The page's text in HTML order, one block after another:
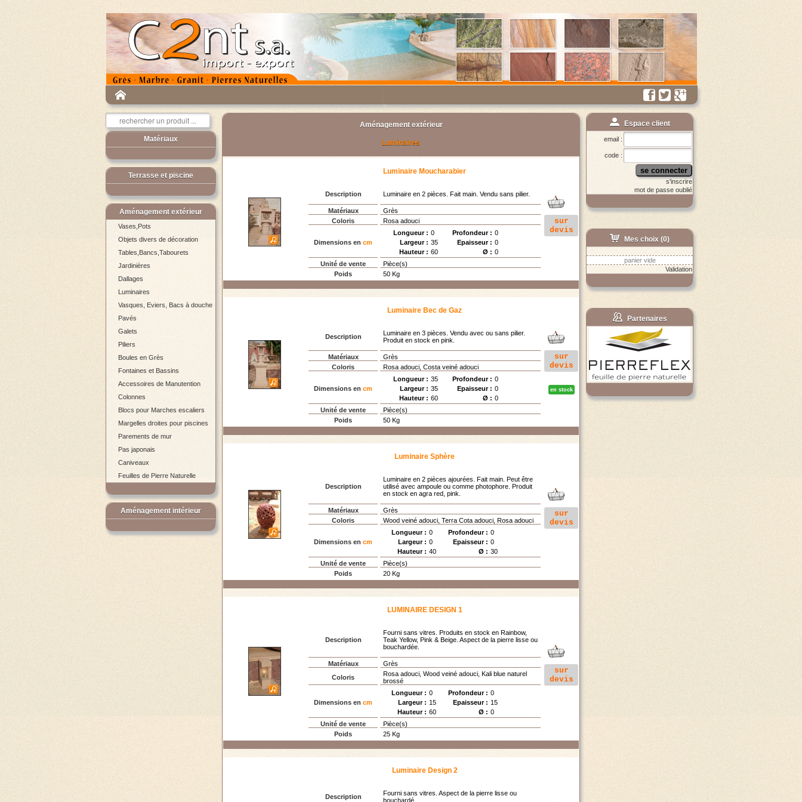
Matériaux
Terrasse et piscine
Aménagement extérieur
Vases,Pots
Objets divers de décoration
Tables,Bancs,Tabourets
Jardinières
Dallages
Luminaires
Vasques, Eviers, Bacs à douche
Pavés
Galets
Piliers
Boules en Grès
Fontaines et Bassins
Accessoires de Manutention
Colonnes
Blocs pour Marches escaliers
Margelles droites pour piscines
Parements de mur
Pas japonais
Caniveaux
Feuilles de Pierre Naturelle
Aménagement intérieur
Aménagement extérieur
Luminaires
Luminaire Moucharabier
Description Luminaire en 2 pièces. Fait main. Vendu sans pilier.
Matériaux
Grès
Coloris
Rosa adouci
Dimensions en cm
Longueur : 0 Profondeur : 0
Largeur : 35 Epaisseur : 0
Hauteur : 60 Ø : 0
Unité de vente
Pièce(s)
Poids
50 Kg
sur
devis
Luminaire Bec de Gaz
Description
Luminaire en 3 pièces. Vendu avec ou sans pilier.
Produit en stock en pink.
Matériaux
Grès
Coloris
Rosa adouci, Costa veiné adouci
Dimensions en cm
Longueur : 35 Profondeur : 0
Largeur : 35 Epaisseur : 0
Hauteur : 60 Ø : 0
Unité de vente
Pièce(s)
Poids
50 Kg
sur
devis
en stock
Luminaire Sphère
Description
Luminaire en 2 pièces ajourées. Fait main. Peut être
utilisé avec ampoule ou comme photophore. Produit
en stock en agra red, pink.
Matériaux
Grès
Coloris
Wood veiné adouci, Terra Cota adouci, Rosa adouci
Dimensions en cm
Longueur : 0 Profondeur : 0
Largeur : 0 Epaisseur : 0
Hauteur : 40 Ø : 30
Unité de vente
Pièce(s)
Poids
20 Kg
sur
devis
LUMINAIRE DESIGN 1
Description
Fourni sans vitres. Produits en stock en Rainbow,
Teak Yellow, Pink & Beige. Aspect de la pierre lisse ou
bouchardée.
Matériaux
Grès
Coloris
Rosa adouci, Wood veiné adouci, Kali blue naturel
brossé
Dimensions en cm
Longueur : 0 Profondeur : 0
Largeur : 15 Epaisseur : 15
Hauteur : 60 Ø : 0
Unité de vente
Pièce(s)
Poids
25 Kg
sur
devis
Luminaire Design 2
Description
Fourni sans vitres. Aspect de la pierre lisse ou
bouchardé.
Espace client
email :
code :
se connecter
s'inscrire
mot de passe oublié
Mes choix (0)
panier vide
Validation
Partenaires